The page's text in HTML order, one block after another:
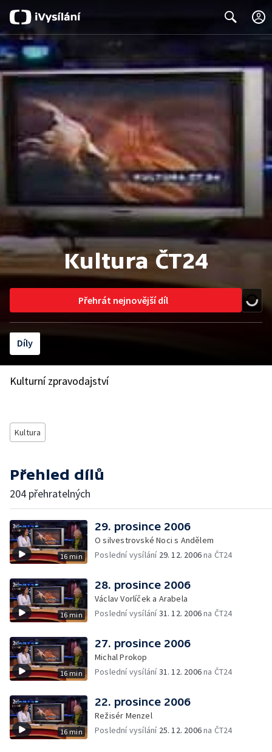
Kultura ČT24
Přehrát nejnovější díl
Díly
Kulturní zpravodajství
Kultura
Přehled dílů
204 přehratelných
16 min
29. prosince 2006
O silvestrovské Noci s Andělem
Poslední vysílání 29. 12. 2006na ČT24
16 min
28. prosince 2006
Václav Vorlíček a Arabela
Poslední vysílání31. 12. 2006na ČT24
16 min
27. prosince 2006
Michal Prokop
Poslední vysílání31. 12. 2006na ČT24
16 min
22. prosince 2006
Režisér Menzel
Poslední vysílání 25. 12. 2006na ČT24